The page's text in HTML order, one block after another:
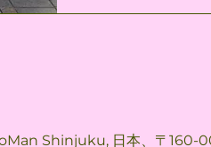
Shinjuku, 日本、〒160-